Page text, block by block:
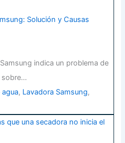
Solución y Causas
indica un problema de
sobre…
, Lavadora Samsung,